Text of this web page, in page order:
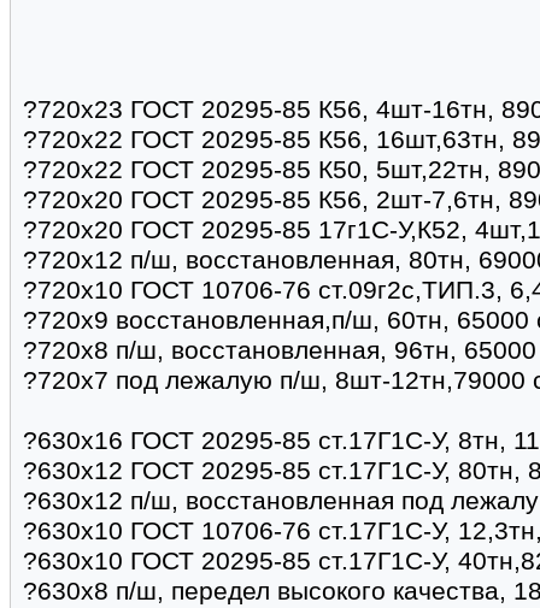
?720х23 ГОСТ 20295-85 К56, 4шт-16тн,
?720х22 ГОСТ 20295-85 К56, 16шт,63тн,
?720х22 ГОСТ 20295-85 К50, 5шт,22тн,
?720х20 ГОСТ 20295-85 К56, 2шт-7,6тн,
?720х20 ГОСТ 20295-85 17г1С-У,К52,
?720х12 п/ш, восстановленная, 80тн,
?720х10 ГОСТ 10706-76 ст.09г2с,ТИП.3,
?720х9 восстановленная,п/ш, 60тн, 65000
?720х8 п/ш, восстановленная, 96тн,
?720х7 под лежалую п/ш, 8шт-12тн,79000
?630х16 ГОСТ 20295-85 ст.17Г1С-У, 8тн,
?630х12 ГОСТ 20295-85 ст.17Г1С-У, 80тн,
?630х12 п/ш, восстановленная под
?630х10 ГОСТ 10706-76 ст.17Г1С-У,
?630х10 ГОСТ 20295-85 ст.17Г1С-У,
?630х8 п/ш, передел высокого качества,